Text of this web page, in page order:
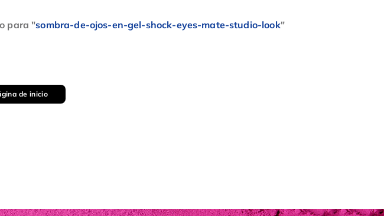
para "sombra-de-ojos-en-gel-shock-eyes-mate-studio-look"
de inicio